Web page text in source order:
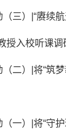
千秋警训
三）|“赓续
星科研基地
授入校听课调
二）|将“筑
馆
一）|将“守